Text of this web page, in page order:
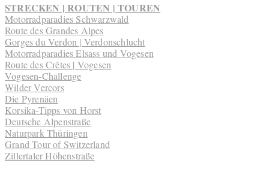
STRECKEN | ROUTEN | TOUREN
Motorradparadies Schwarzwald
Route des Grandes Alpes
Gorges du Verdon | Verdonschlucht
Motorradparadies Elsass und Vogesen
Route des Crêtes | Vogesen
Vogesen-Challenge
Wilder Vercors
Die Pyrenäen
Korsika-Tipps von Horst
Deutsche Alpenstraße
Naturpark Thüringen
Grand Tour of Switzerland
Zillertaler Höhenstraße